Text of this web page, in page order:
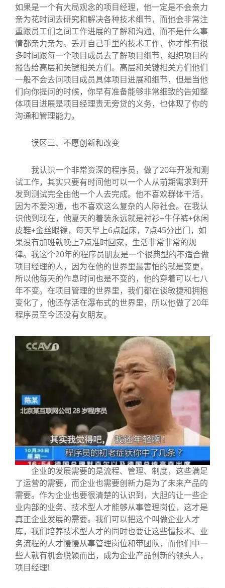
如果是一个有大局观念的项目经理，他一定是不会亲力
亲为花时间去研究和解决各种技术细节，而他会非常注
重跟员工们之间工作进展的了解和沟通，而不是什么事
情都亲力亲为。丢开自己手里的技术工作，你才能有很
多时间跟每一个项目成员去了解项目细节，组织项目的
报告给高层和关键相关方们。高层和关键相关方们他们
一般不会去问项目成员具体项目进展和细节，但是当他
们向你提问的时候，你早有准备能够非常细致的告知整
体项目进展是项目经理责无旁贷的义务，也体现了你的
沟通和管理能力。
误区三、不愿创新和改变
我认识一个非常资深的程序员，做了20年开发和测
试工作，其实只要有时间他可以一个人从前期需求到开
发到测试完全由他一个人去完成。他不喜欢群体干活，
因为不爱沟通，也不喜欢这么复杂的人际社会。在我认
识他到现在，他夏天的着装永远就是衬衫+牛仔裤+休闲
皮鞋+金丝眼镜，每天早上6点起床，7点45分出门，如
果没有加班就晚上7点准时回家，生活非常非常的规
律。我这个20年的程序员朋友是一个很典型的不适合做
项目经理的人，因为在他的世界里最害怕的就是变更，
所以他每天的作息时间也是不变的，他的穿着可以七八
年不变。在项目管理的世界里，我们都在谈敏捷和拥抱
变化了，他还存活在瀑布式的世界里，所以他做了20年
程序员至今还没有女朋友。
企业的发展需要的是流程、管理、制度，这些满足
了运营的需要，而企业也需要创新力是为了未来产品的
需要。作为企业也要很清楚的认识到，大胆的让一些企
业内部的业务、技术型人才能够从事管理岗位，这才是
真正企业发展的需要。我们可以把这个叫做企业人才
库，我们培养技术型人才的同时也要让这些懂技术、业
务流程的人才慢慢从事管理岗位和带团队，而他们中一
些人就有机会脱颖而出，成为企业产品创新的领头人，
项目经理!